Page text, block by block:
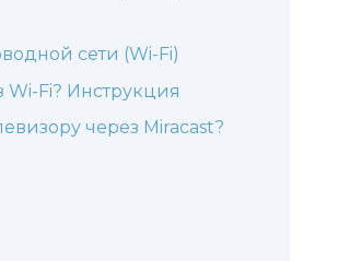
сети (Wi-Fi)
Fi? Инструкция
через Miracast?